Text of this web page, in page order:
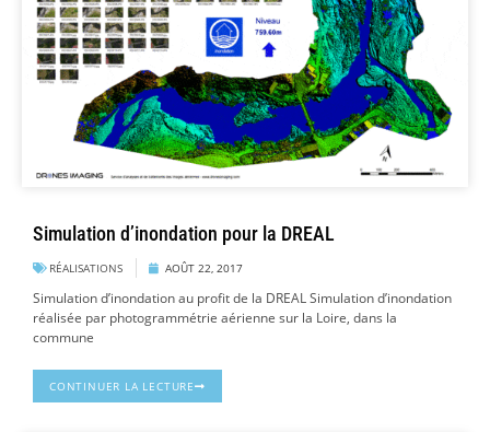
Simulation d’inondation pour la DREAL
RÉALISATIONS AOÛT 22, 2017
Simulation d’inondation au profit de la DREAL Simulation d’inondation
réalisée par photogrammétrie aérienne sur la Loire, dans la
commune
CONTINUER LA LECTURE